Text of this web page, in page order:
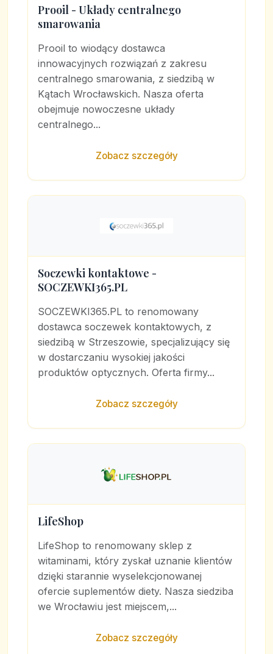
Prooil - Układy centralnego
smarowania
Prooil to wiodący dostawca
innowacyjnych rozwiązań z zakresu
centralnego smarowania, z siedzibą w
Kątach Wrocławskich. Nasza oferta
obejmuje nowoczesne układy
centralnego...
Zobacz szczegóły
Soczewki kontaktowe -
SOCZEWKI365.PL
SOCZEWKI365.PL to renomowany
dostawca soczewek kontaktowych, z
siedzibą w Strzeszowie, specjalizujący się
w dostarczaniu wysokiej jakości
produktów optycznych. Oferta firmy...
Zobacz szczegóły
LifeShop
LifeShop to renomowany sklep z
witaminami, który zyskał uznanie klientów
dzięki starannie wyselekcjonowanej
ofercie suplementów diety. Nasza siedziba
we Wrocławiu jest miejscem,...
Zobacz szczegóły